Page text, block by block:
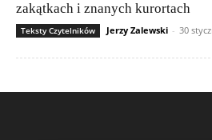
zakątkach i znanych kurortach
Teksty Czytelników Jerzy Zalewski - 30